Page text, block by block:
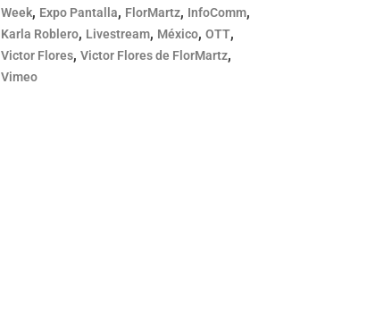
Week, Expo Pantalla, FlorMartz, InfoComm,
Karla Roblero, Livestream, México,OTT,
Victor Flores,Victor Flores de FlorMartz,
Vimeo